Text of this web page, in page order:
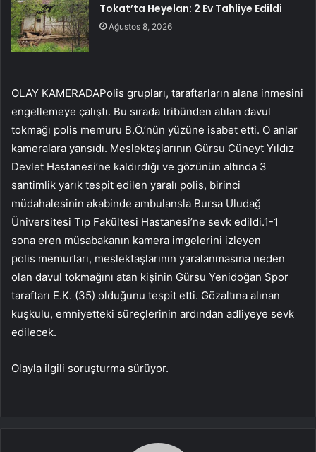
Tokat’ta Heyelan: 2 Ev Tahliye Edildi
Ağustos 8, 2026
OLAY KAMERADAPolis grupları, taraftarların alana inmesini
engellemeye çalıştı. Bu sırada tribünden atılan davul
tokmağı polis memuru B.Ö.’nün yüzüne isabet etti. O anlar
kameralara yansıdı. Meslektaşlarının Gürsu Cüneyt Yıldız
Devlet Hastanesi’ne kaldırdığı ve gözünün altında 3
santimlik yarık tespit edilen yaralı polis, birinci
müdahalesinin akabinde ambulansla Bursa Uludağ
Üniversitesi Tıp Fakültesi Hastanesi’ne sevk edildi.1-1
sona eren müsabakanın kamera imgelerini izleyen
polis memurları, meslektaşlarının yaralanmasına neden
olan davul tokmağını atan kişinin Gürsu Yenidoğan Spor
taraftarı E.K. (35) olduğunu tespit etti. Gözaltına alınan
kuşkulu, emniyetteki süreçlerinin ardından adliyeye sevk
edilecek.
Olayla ilgili soruşturma sürüyor.